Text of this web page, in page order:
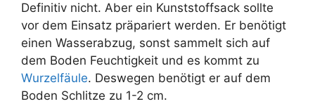
Definitiv nicht. Aber ein Kunststoffsack sollte
vor dem Einsatz präpariert werden. Er benötigt
einen Wasserabzug, sonst sammelt sich auf
dem Boden Feuchtigkeit und es kommt zu
Wurzelfäule. Deswegen benötigt er auf dem
Boden Schlitze zu 1-2 cm.